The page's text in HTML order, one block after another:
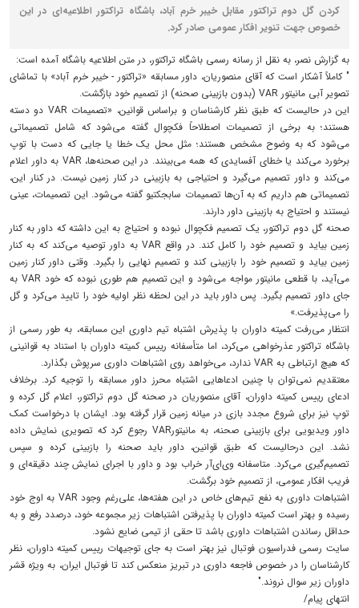
کردن گل دوم تراکتور مقابل خیبر خرم آباد، باشگاه تراکتور اطلاعیه‌ای در این
خصوص جهت تنویر افکار عمومی صادر کرد.
به گزارش نصر، به نقل از رسانه رسمی باشگاه تراکتور، در متن اطلاعیه باشگاه آمده است:
" کاملاً آشکار است که آقای منصوریان، داور مسابقه «تراکتور - خیبر خرم آباد» با تماشای
تصویر آبی مانیتور VAR (بدون بازبینی صحنه) از تصمیم خود بازگشت.
این در حالیست که طبق نظر کارشناسان و براساس قوانین، «تصمیمات VAR دو دسته
هستند؛ به برخی از تصمیمات اصطلاحاً فکچوال گفته می‌شود که شامل تصمیماتی
می‌شود که به وضوح مشخص هستند؛ مثل محل یک خطا یا جایی که دست با توپ
برخورد می‌کند یا خطای آفسایدی که همه می‌بینند. در این صحنه‌ها، VAR به داور اعلام
می‌کند و داور تصمیم می‌گیرد و احتیاجی به بازبینی در کنار زمین نیست. در کنار این،
تصمیماتی هم داریم که به آن‌ها تصمیمات سابجکتیو گفته می‌شود. این تصمیمات، عینی
نیستند و احتیاج به بازبینی داور دارند.
صحنه گل دوم تراکتور، یک تصمیم فکچوال نبوده و احتیاج به این داشته که داور به کنار
زمین بیاید و تصمیم خود را کامل کند. در واقع VAR به داور توصیه می‌کند که به کنار
زمین بیاید و تصمیم خود را بازبینی کند و تصمیم نهایی را بگیرد. وقتی داور کنار زمین
می‌آید، با قطعی مانیتور مواجه می‌شود و این تصمیم هم طوری نبوده که خود VAR به
جای داور تصمیم بگیرد. پس داور باید در این لحظه نظر اولیه خود را تایید می‌کرد و گل
را می‌پذیرفت.»
انتظار می‌رفت کمیته داوران با پذیرش اشتباه تیم داوری این مسابقه، به طور رسمی از
باشگاه تراکتور عذرخواهی می‌کرد، اما متأسفانه رییس کمیته داوران با استناد به قوانینی
که هیچ ارتباطی به VAR ندارد، می‌خواهد روی اشتباهات داوری سرپوش بگذارد.
معتقدیم نمی‌توان با چنین ادعاهایی اشتباه محرز داور مسابقه را توجیه کرد. برخلاف
ادعای رییس کمیته داوران، آقای منصوریان در صحنه گل دوم تراکتور، اعلام گل کرده و
توپ نیز برای شروع مجدد بازی در میانه زمین قرار گرفته بود. ایشان با درخواست کمک
داور ویدیویی برای بازبینی صحنه، به مانیتورVAR رجوع کرد که تصویری نمایش داده
نشد. این درحالیست که طبق قوانین، داور باید صحنه را بازبینی کرده و سپس
تصمیم‌گیری می‌کرد. متاسفانه وی‌ای‌آر خراب بود و داور با اجرای نمایش چند دقیقه‌ای و
فریب افکار عمومی، از تصمیم خود برگشت.
اشتباهات داوری به نفع تیم‌های خاص در این هفته‌ها، علی‌رغم وجود VAR به اوج خود
رسیده و بهتر است کمیته داوران با پذیرفتن اشتباهات زیر مجموعه خود، درصدد رفع و به
حداقل رساندن اشتباهات داوری باشد تا حقی از تیمی ضایع نشود.
سایت رسمی فدراسیون فوتبال نیز بهتر است به جای توجیهات رییس کمیته داوران، نظر
کارشناسان را در خصوص فاجعه داوری در تبریز منعکس کند تا فوتبال ایران، به ویژه قشر
داوران زیر سوال نروند."
انتهای پیام/